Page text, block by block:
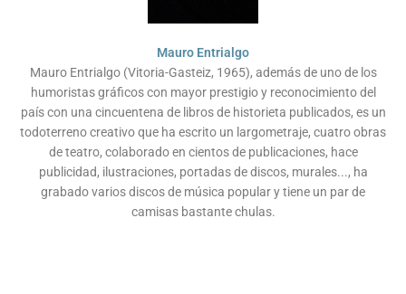
Mauro Entrialgo
Mauro Entrialgo (Vitoria-Gasteiz, 1965), además de uno de los
humoristas gráficos con mayor prestigio y reconocimiento del
país con una cincuentena de libros de historieta publicados, es un
todoterreno creativo que ha escrito un largometraje, cuatro obras
de teatro, colaborado en cientos de publicaciones, hace
publicidad, ilustraciones, portadas de discos, murales..., ha
grabado varios discos de música popular y tiene un par de
camisas bastante chulas.